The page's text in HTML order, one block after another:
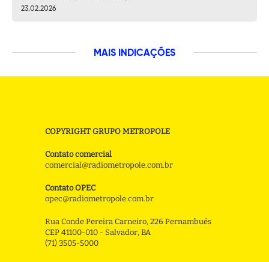
23.02.2026
MAIS INDICAÇÕES
COPYRIGHT GRUPO METROPOLE
Contato comercial
comercial@radiometropole.com.br
Contato OPEC
opec@radiometropole.com.br
Rua Conde Pereira Carneiro, 226 Pernambués
CEP 41100-010 - Salvador, BA
(71) 3505-5000